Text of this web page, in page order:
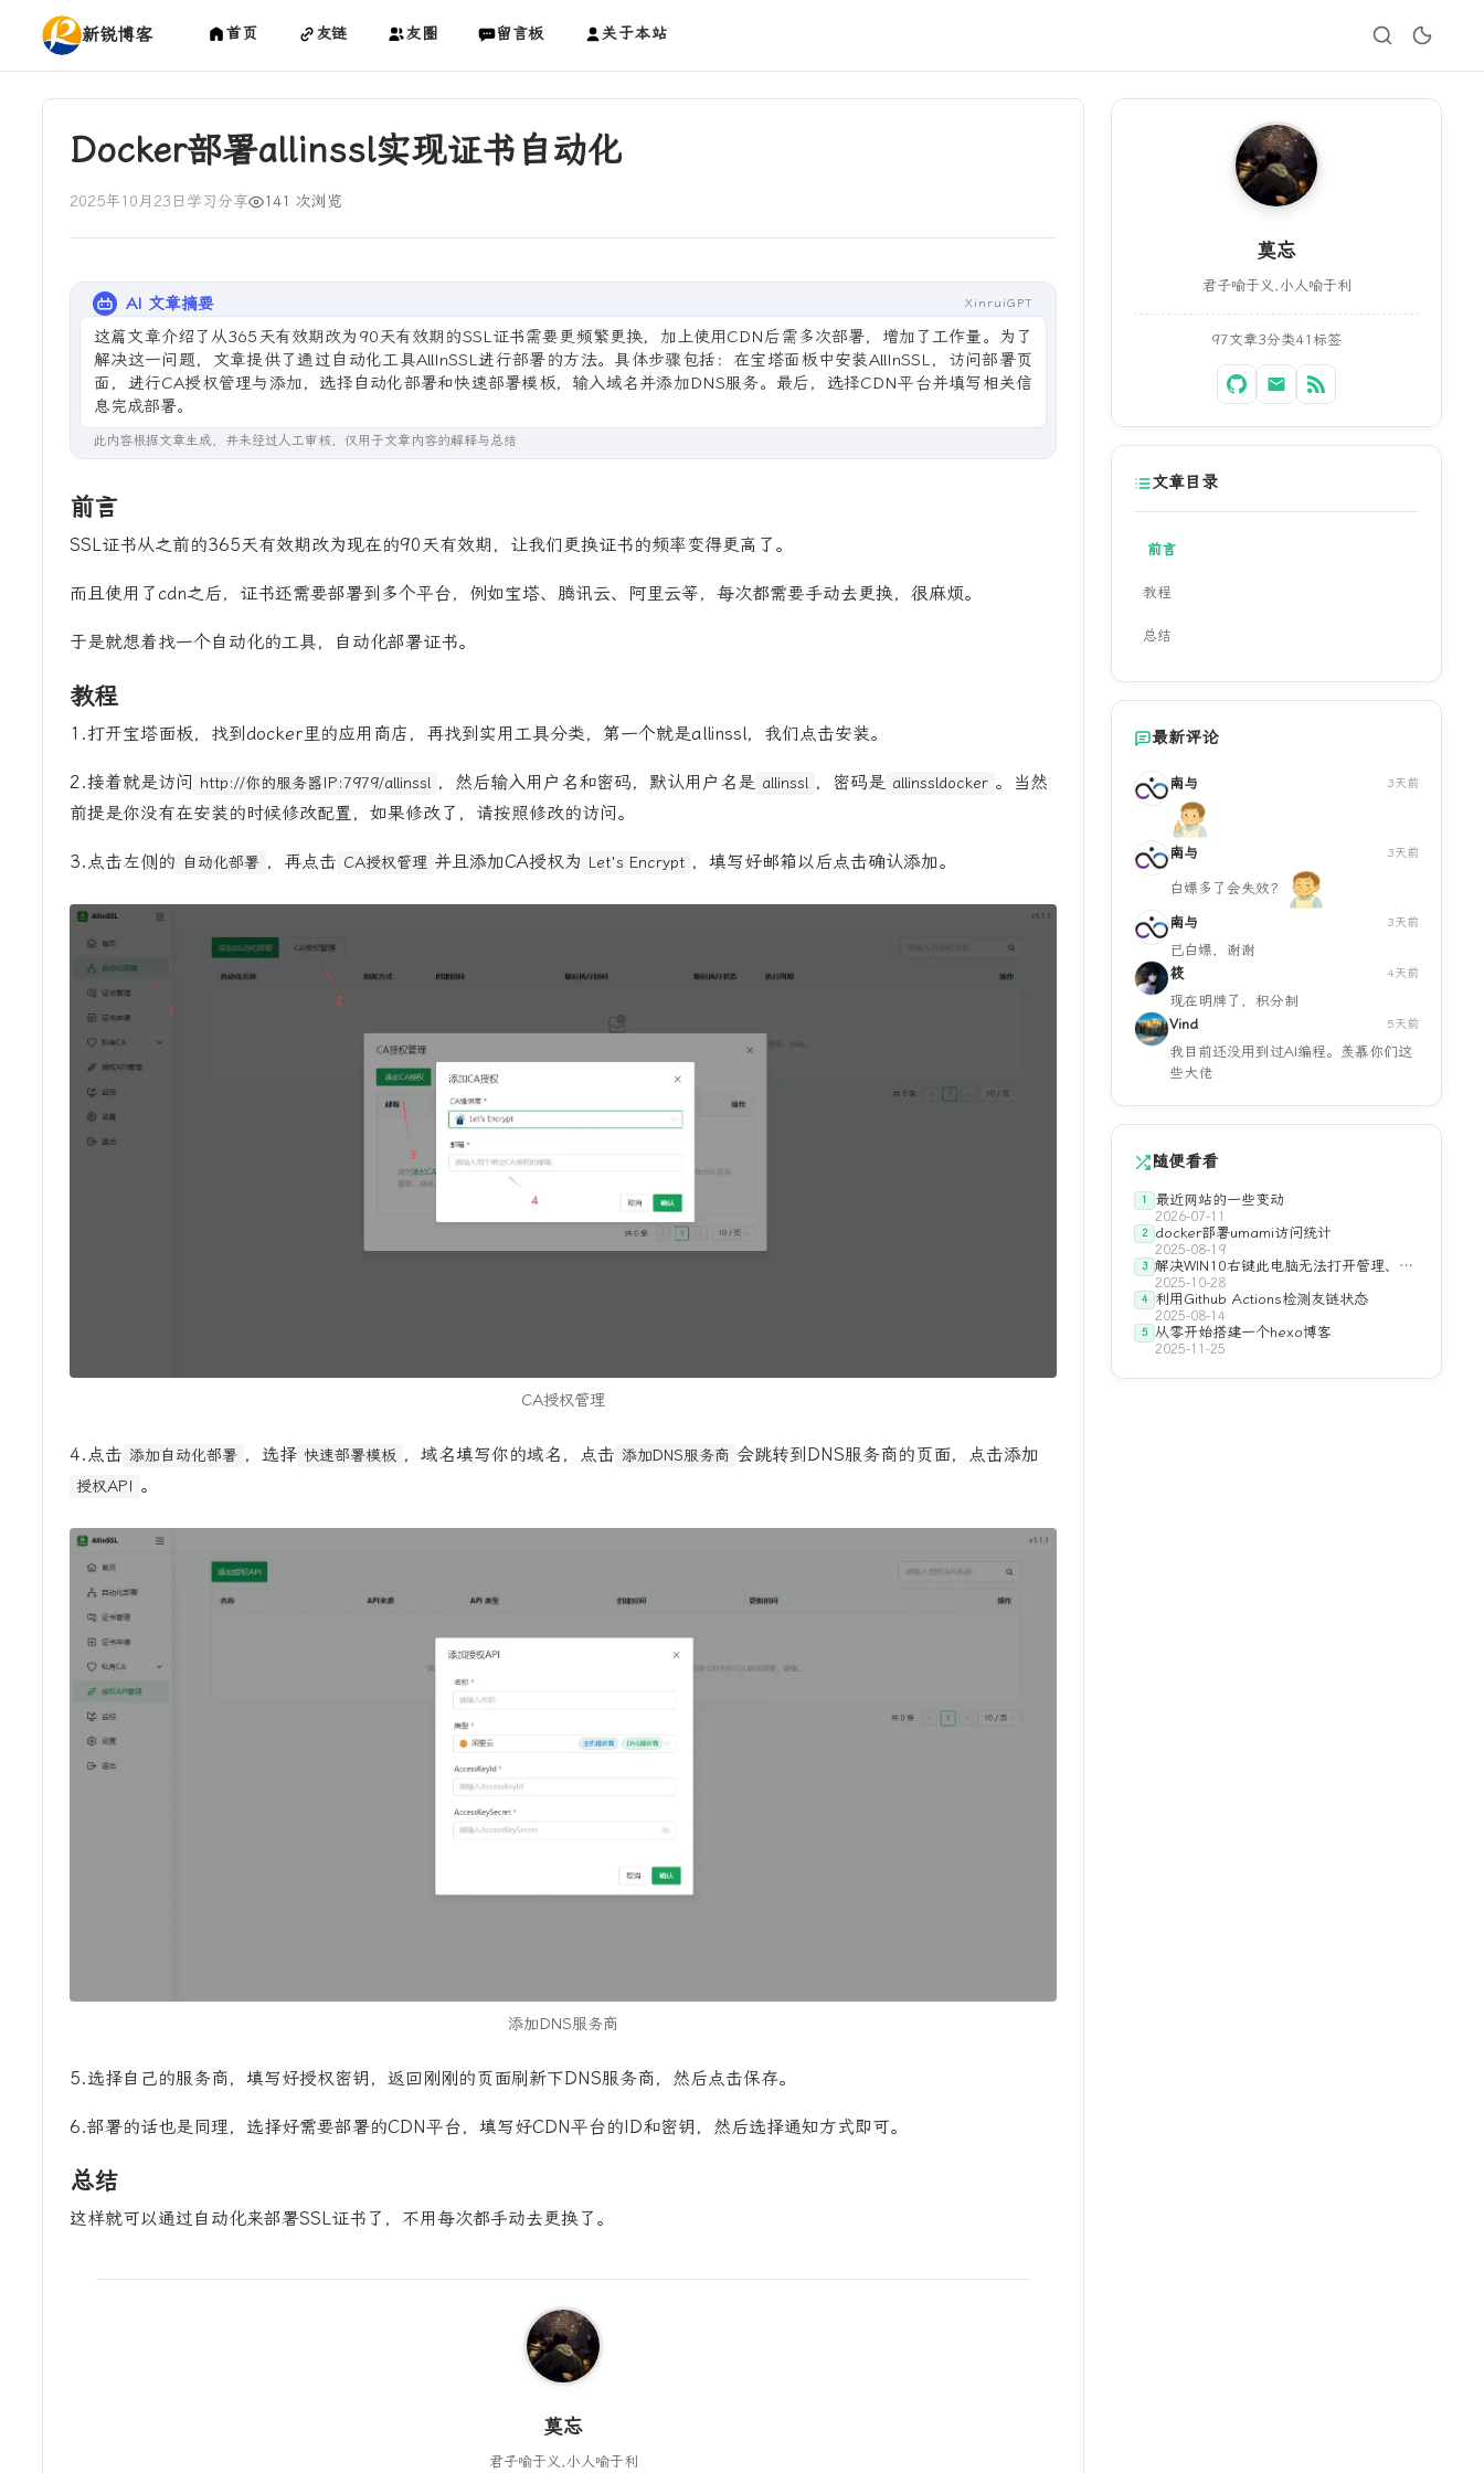
新锐博客 首页 友链 友圈 留言板 关于本站
Docker部署allinssl实现证书自动化
2025年10月23日 学习分享 141 次浏览
AI 文章摘要 XinruiGPT
这篇文章介绍了从365天有效期改为90天有效期的SSL证书需要更频繁更换，加上使用CDN后需多次部署，增加了工作量。为了
解决这一问题，文章提供了通过自动化工具AllInSSL进行部署的方法。具体步骤包括：在宝塔面板中安装AllInSSL，访问部署页
面，进行CA授权管理与添加，选择自动化部署和快速部署模板，输入域名并添加DNS服务。最后，选择CDN平台并填写相关信
息完成部署。
此内容根据文章生成，并未经过人工审核，仅用于文章内容的解释与总结
前言
SSL证书从之前的365天有效期改为现在的90天有效期，让我们更换证书的频率变得更高了。
而且使用了cdn之后，证书还需要部署到多个平台，例如宝塔、腾讯云、阿里云等，每次都需要手动去更换，很麻烦。
于是就想着找一个自动化的工具，自动化部署证书。
教程
1.打开宝塔面板，找到docker里的应用商店，再找到实用工具分类，第一个就是allinssl，我们点击安装。
2.接着就是访问 http://你的服务器IP:7979/allinssl ，然后输入用户名和密码，默认用户名是 allinssl ，密码是 allinssldocker 。当然
前提是你没有在安装的时候修改配置，如果修改了，请按照修改的访问。
3.点击左侧的 自动化部署 ，再点击 CA授权管理 并且添加CA授权为 Let's Encrypt ，填写好邮箱以后点击确认添加。
CA授权管理
4.点击 添加自动化部署 ，选择 快速部署模板 ，域名填写你的域名，点击 添加DNS服务商 会跳转到DNS服务商的页面，点击添加
授权API 。
添加DNS服务商
5.选择自己的服务商，填写好授权密钥，返回刚刚的页面刷新下DNS服务商，然后点击保存。
6.部署的话也是同理，选择好需要部署的CDN平台，填写好CDN平台的ID和密钥，然后选择通知方式即可。
总结
这样就可以通过自动化来部署SSL证书了，不用每次都手动去更换了。
莫忘
君子喻于义,小人喻于利
莫忘
君子喻于义,小人喻于利
97文章3分类41 标签
文章目录
前言
教程
总结
最新评论
南与 3天前
南与 3天前
白嫖多了会失效？
南与 3天前
已白嫖，谢谢
筱
4天前
现在明牌了，积分制
Vind
5天前
我目前还没用到过AI编程。羡慕你们这
些大佬
随便看看
1 最近网站的一些变动
2026-07-11
2 docker部署umami访问统计
2025-08-19
3
解决WIN10右键此电脑无法打开管理、右
键开始菜单无反应
2025-10-28
4 利用Github Actions检测友链状态
2025-08-14
5 从零开始搭建一个hexo博客
2025-11-25